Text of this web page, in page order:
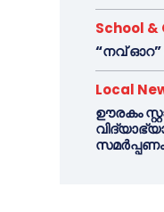
School &
“നവ് ഓറ”
Local
ഊരകം